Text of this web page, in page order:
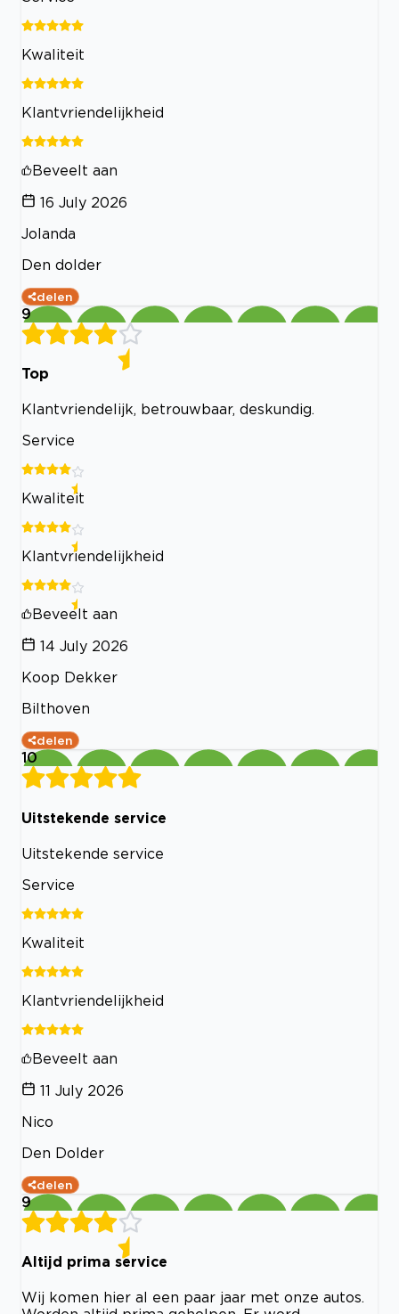
Kwaliteit
Klantvriendelijkheid
Beveelt aan
16 July 2026
Jolanda
Den dolder
delen
9
Top
Klantvriendelijk, betrouwbaar, deskundig.
Service
Kwaliteit
Klantvriendelijkheid
Beveelt aan
14 July 2026
Koop Dekker
Bilthoven
delen
10
Uitstekende service
Uitstekende service
Service
Kwaliteit
Klantvriendelijkheid
Beveelt aan
11 July 2026
Nico
Den Dolder
delen
9
Altijd prima service
Wij komen hier al een paar jaar met onze autos.